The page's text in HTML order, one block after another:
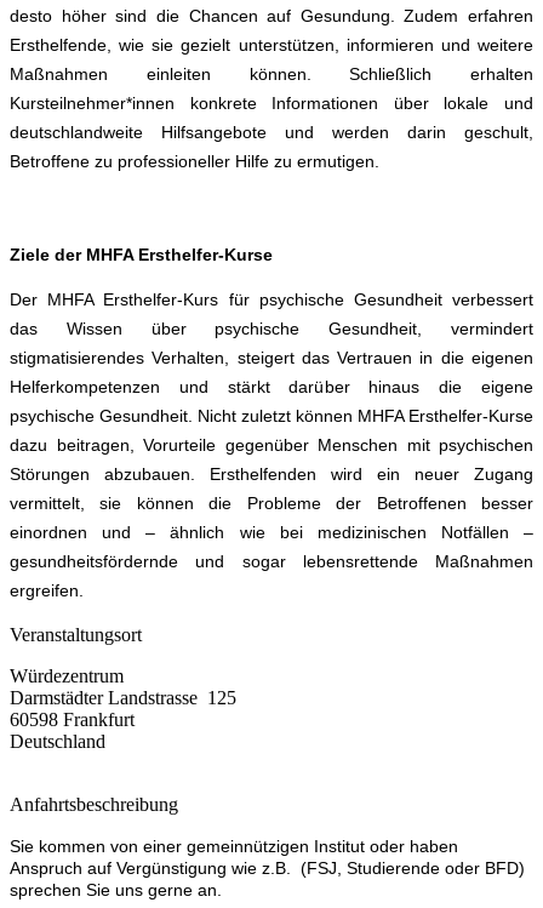
desto höher sind die Chancen auf Gesundung. Zudem erfahren
Ersthelfende, wie sie gezielt unterstützen, informieren und weitere
Maßnahmen einleiten können. Schließlich erhalten
Kursteilnehmer*innen konkrete Informationen über lokale und
deutschlandweite Hilfsangebote und werden darin geschult,
Betroffene zu professioneller Hilfe zu ermutigen.
Ziele der MHFA Ersthelfer-Kurse
Der MHFA Ersthelfer-Kurs für psychische Gesundheit verbessert
das Wissen über psychische Gesundheit, vermindert
stigmatisierendes Verhalten, steigert das Vertrauen in die eigenen
Helferkompetenzen und stärkt darüber hinaus die eigene
psychische Gesundheit. Nicht zuletzt können MHFA Ersthelfer-Kurse
dazu beitragen, Vorurteile gegenüber Menschen mit psychischen
Störungen abzubauen. Ersthelfenden wird ein neuer Zugang
vermittelt, sie können die Probleme der Betroffenen besser
einordnen und – ähnlich wie bei medizinischen Notfällen –
gesundheitsfördernde und sogar lebensrettende Maßnahmen
ergreifen.
Veranstaltungsort
Würdezentrum
Darmstädter Landstrasse 125
60598 Frankfurt
Deutschland
Anfahrtsbeschreibung
Sie kommen von einer gemeinnützigen Institut oder haben
Anspruch auf Vergünstigung wie z.B. (FSJ, Studierende oder BFD)
sprechen Sie uns gerne an.